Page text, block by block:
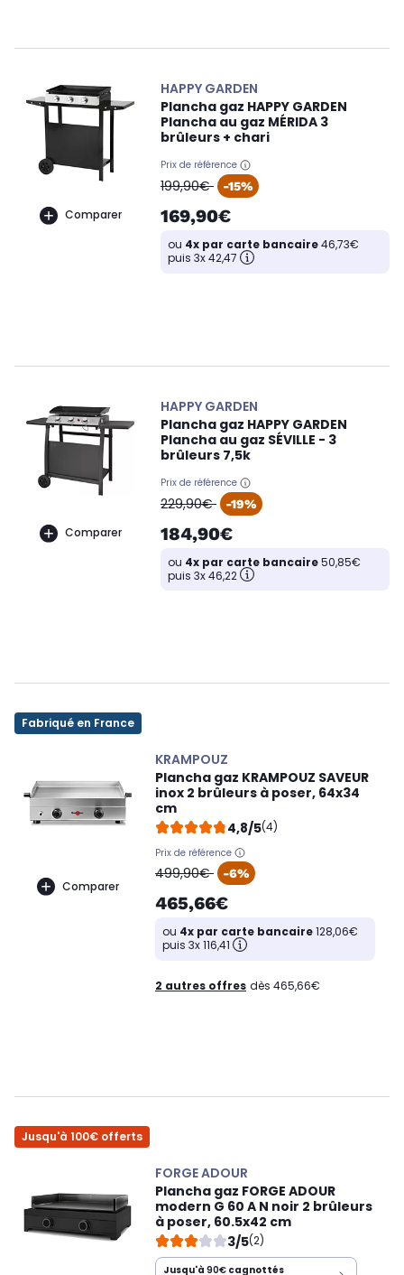
Comparer
HAPPY GARDEN
Plancha gaz HAPPY GARDEN
Plancha au gaz MÉRIDA 3
brûleurs + chari
Prix de référence
oldPrice
199,90€ -15%
169,90€
ou 4x par carte bancaire46,73€
puis 3x 42,47
Comparer
HAPPY GARDEN
Plancha gaz HAPPY GARDEN
Plancha au gaz SÉVILLE - 3
brûleurs 7,5k
Prix de référence
oldPrice
229,90€ -19%
184,90€
ou 4x par carte bancaire50,85€
puis 3x 46,22
Fabriqué en France
Comparer
KRAMPOUZ
Plancha gaz KRAMPOUZ SAVEUR
inox 2 brûleurs à poser, 64x34
cm
4,8/5(4)
Prix de référence
oldPrice
499,90€ -6%
465,66€
ou 4x par carte bancaire128,06€
puis 3x 116,41
2 autres offres dès 465,66€
Jusqu'à 100€ offerts
FORGE ADOUR
Plancha gaz FORGE ADOUR
modern G 60 A N noir 2 brûleurs
à poser, 60.5x42 cm
3/5(2)
Jusqu'à 90€ cagnottés